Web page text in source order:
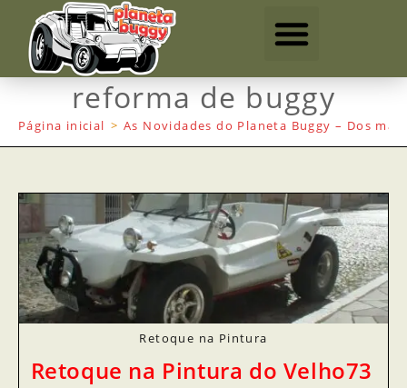
reforma de buggy
Página inicial > As Novidades do Planeta Buggy – Dos
Retoque na Pintura
Retoque na Pintura do Velho73